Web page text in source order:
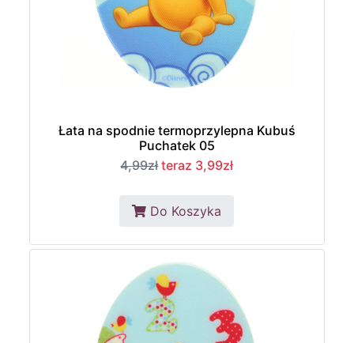
Łata na spodnie termoprzylepna Kubuś
Puchatek 05
4,99zł teraz 3,99zł
Do Koszyka